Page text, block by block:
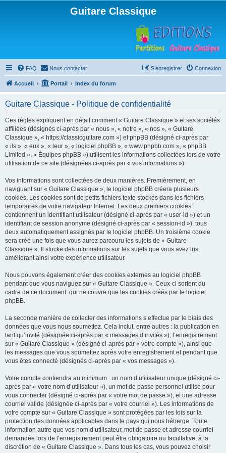
Guitare Classique
FAQ Nous contacter Connexion
S’enregistrer
Accueil Portail Index du forum
Guitare Classique - Politique de confidentialité
Ces règles expliquent en détail comment « Guitare Classique » et ses sociétés
affiliées (désignés ci-après par « nous », « notre », « nos », « Guitare
Classique », « https://classicguitare.com ») et phpBB (désigné ci-après par
« ils », « eux », « leur », « logiciel phpBB », « www.phpbb.com », « phpBB
Limited », « Équipes phpBB ») utilisent les informations collectées lors de votre
utilisation de ce site (désignées ci-après par « vos informations »).
Vos informations sont collectées de deux manières. Premièrement, en
naviguant sur « Guitare Classique », le logiciel phpBB créera plusieurs
cookies. Les cookies sont de petits fichiers texte stockés dans les fichiers
temporaires de votre navigateur Internet. Les deux premiers cookies
contiennent un identifiant utilisateur (désigné ci-après par « user-id ») et un
identifiant de session anonyme (désigné ci-après par « session-id »), tous
deux automatiquement assignés par le logiciel phpBB. Un troisième cookie
sera créé une fois que vous aurez parcouru les sujets de « Guitare
Classique ». Il stocke des informations sur les sujets que vous avez lus,
améliorant ainsi votre expérience utilisateur.
Nous pouvons également créer des cookies externes au logiciel phpBB
pendant que vous naviguez sur « Guitare Classique ». Ceux-ci sortent du
cadre de ce document, qui ne couvre que les cookies créés par le logiciel
phpBB.
La seconde manière de collecter des informations s’effectue par le biais des
données que vous nous soumettez. Cela inclut, entre autres : la publication en
tant qu’invité (désignée ci-après par « messages d’invités »), l’enregistrement
sur « Guitare Classique » (désigné ci-après par « votre compte »), ainsi que
les messages que vous soumettez après votre enregistrement et pendant que
vous êtes connecté (désignés ci-après par « vos messages »).
Votre compte contiendra au minimum : un nom d’utilisateur unique (désigné ci-
après par « votre nom d’utilisateur »), un mot de passe personnel utilisé pour
vous connecter (désigné ci-après par « votre mot de passe »), et une adresse
courriel valide (désignée ci-après par « votre courriel »). Les informations de
votre compte sur « Guitare Classique » sont protégées par les lois sur la
protection des données applicables dans le pays qui nous héberge. Toute
information autre que vos nom d’utilisateur, mot de passe et adresse courriel
demandée lors de l’enregistrement peut être obligatoire ou facultative, à la
discrétion de « Guitare Classique ». Dans tous les cas, vous pouvez choisir